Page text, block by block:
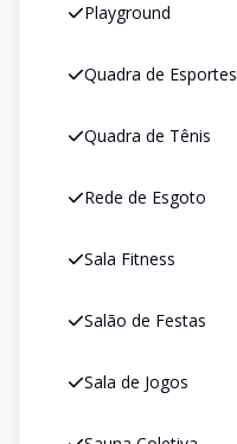
Playground
Quadra de Esportes
Quadra de Tênis
Rede de Esgoto
Sala Fitness
Salão de Festas
Sala de Jogos